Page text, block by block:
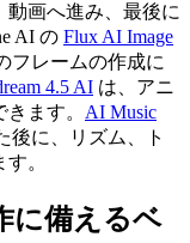
動画へ進み、最後に
AI の Flux AI Image
フレームの作成に
4.5 AI は、アニ
ます。 AI Music
後に、リズム、ト
。
に備えるベ